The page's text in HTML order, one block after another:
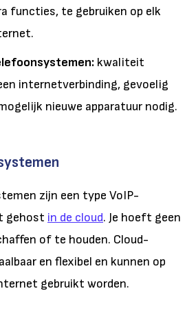
functies, te gebruiken op elk
kwaliteit
internetverbinding, gevoelig
nieuwe apparatuur nodig.
zijn een type VoIP-
gehost in de cloud. Je hoeft geen
of te houden. Cloud-
en flexibel en kunnen op
gebruikt worden.